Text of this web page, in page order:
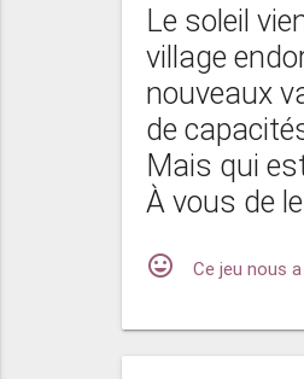
Le soleil
village
nouveaux
de
Mais qui
À vous de
mood Ce jeu nous